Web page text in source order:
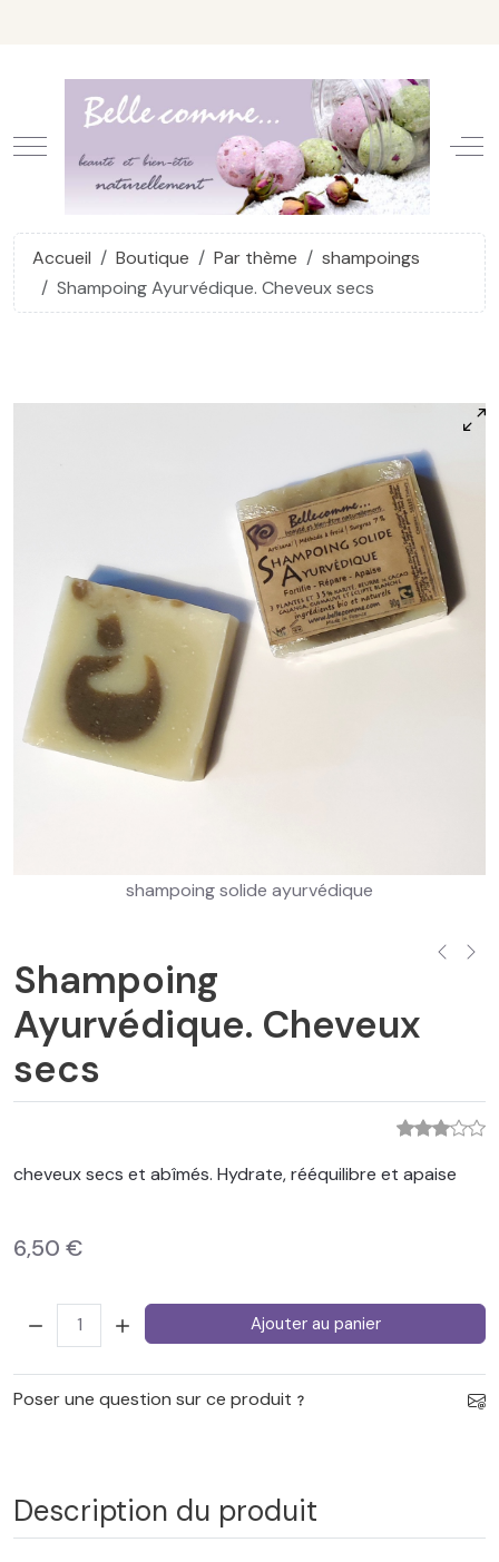
Mobile Menu Toggle
Accueil Boutique Par thème
shampoings
Shampoing Ayurvédique. Cheveux secs
shampoing solide ayurvédique
Shampoing
Ayurvédique. Cheveux
secs
cheveux secs et abîmés. Hydrate, rééquilibre et apaise
6,50 €
Quantité: Ajouter au panier
Poser une question sur ce produit
Description du produit